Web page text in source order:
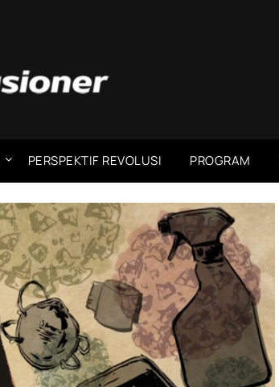
PERSPEKTIF REVOLUSI PROGRAM